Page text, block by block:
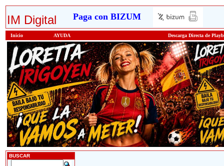
IM Digital Paga con BIZUM
Inicio AYUDA Descarga Directa de
BUSCAR